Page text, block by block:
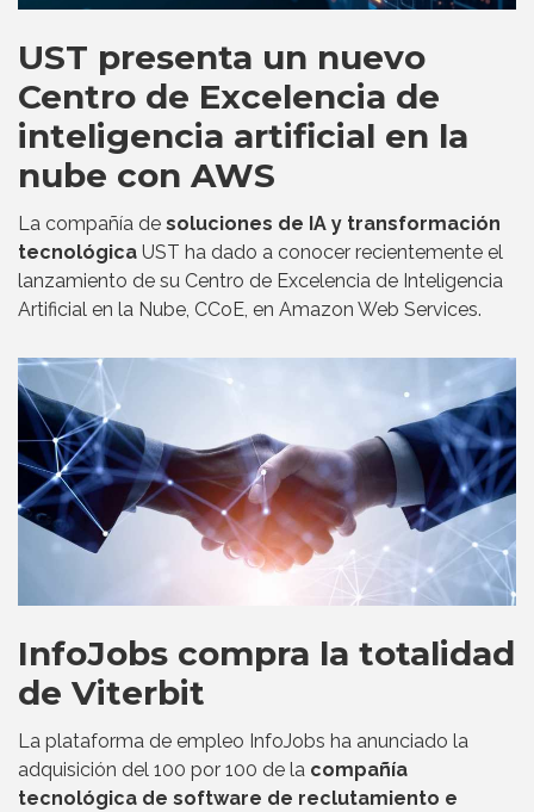
UST presenta un nuevo
Centro de Excelencia de
inteligencia artificial en la
nube con AWS
La compañía de soluciones de IA y transformación
tecnológica UST ha dado a conocer recientemente el
lanzamiento de su Centro de Excelencia de Inteligencia
Artificial en la Nube, CCoE, en Amazon Web Services.
InfoJobs compra la totalidad
de Viterbit
La plataforma de empleo InfoJobs ha anunciado la
adquisición del 100 por 100 de la compañía
tecnológica de software de reclutamiento e